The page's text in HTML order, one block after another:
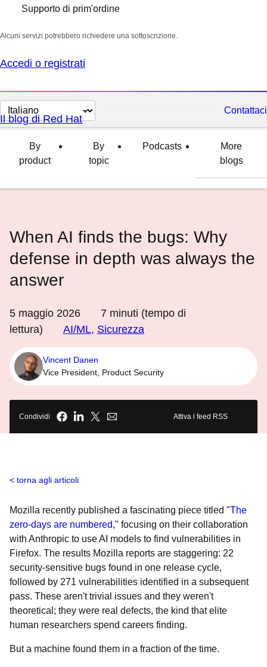
Supporto di prim'ordine
Alcuni servizi potrebbero richiedere una sottoscrizione.
Accedi o registrati
Cambia
lingua
Contattaci
Il blog di Red Hat
By
product
By
topic
Podcasts
More
blogs
When AI finds the bugs: Why
defense in depth was always the
answer
5 maggio 2026 7 minuti (tempo di
lettura)
AI/ML, Sicurezza
Vincent Danen
Vice President, Product Security
Condividi Attiva i feed RSS
torna agli articoli
Mozilla recently published a fascinating piece titled "The
zero-days are numbered," focusing on their collaboration
with Anthropic to use AI models to find vulnerabilities in
Firefox. The results Mozilla reports are staggering: 22
security-sensitive bugs found in one release cycle,
followed by 271 vulnerabilities identified in a subsequent
pass. These aren't trivial issues and they weren't
theoretical; they were real defects, the kind that elite
human researchers spend careers finding.
But a machine found them in a fraction of the time.